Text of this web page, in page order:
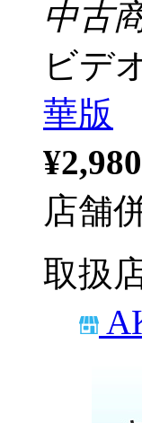
中古
ビデ
華版
¥2,980
店舗
取扱